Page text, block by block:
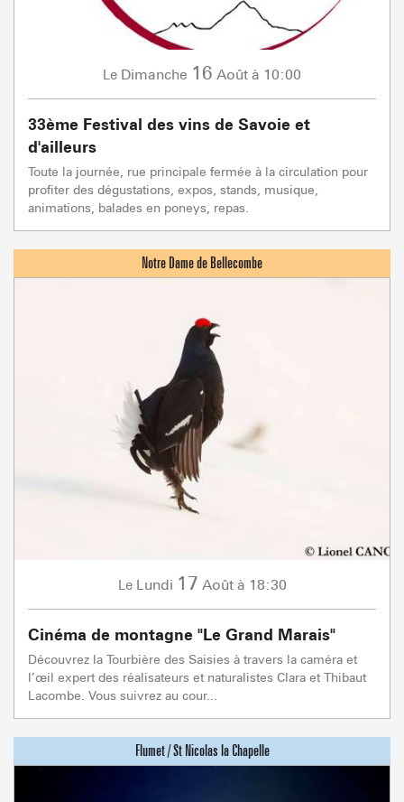
Le Dimanche 16 Août à 10:00
33ème Festival des vins de Savoie et
d'ailleurs
Toute la journée, rue principale fermée à la circulation pour
profiter des dégustations, expos, stands, musique,
animations, balades en poneys, repas.
Le Lundi 17 Août à 18:30
Cinéma de montagne "Le Grand Marais"
Découvrez la Tourbière des Saisies à travers la caméra et
l’œil expert des réalisateurs et naturalistes Clara et Thibaut
Lacombe. Vous suivrez au cour...